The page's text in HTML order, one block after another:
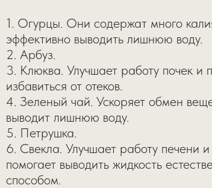
1. Огурцы. Они содержат много
эффективно выводить лишнюю воду.
2. Арбуз.
3. Клюква. Улучшает работу почек и
избавиться от отеков.
4. Зеленый чай. Ускоряет обмен
выводит лишнюю воду.
5. Петрушка.
6. Свекла. Улучшает работу печени и
помогает выводить жидкость
способом.